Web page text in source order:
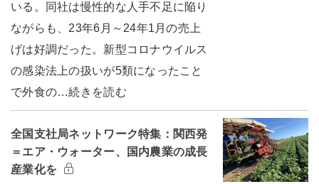
いる。同社は慢性的な人手不足に陥り
ながらも、23年6月～24年1月の売上
げは好調だった。新型コロナウイルス
の感染法上の扱いが5類になったこと
で外食の…続きを読む
全国支社局ネットワーク特集：関西発
＝エア・ウォーター、国内農業の成長
産業化を